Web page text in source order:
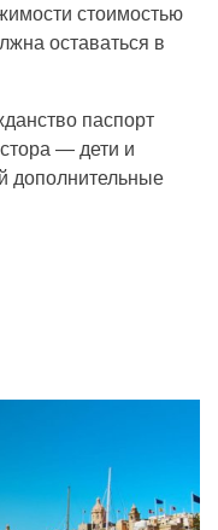
стоимостью
оставаться в
паспорт
— дети и
дополнительные